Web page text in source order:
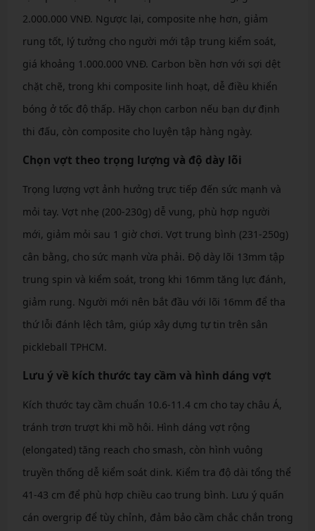
2.000.000 VNĐ. Ngược lại, composite nhẹ hơn, giảm
rung tốt, lý tưởng cho người mới tập trung kiểm soát,
giá khoảng 1.000.000 VNĐ. Carbon bền hơn với sợi dệt
chặt chẽ, trong khi composite linh hoạt, dễ điều khiển
bóng ở tốc độ thấp. Hãy chọn carbon nếu bạn dự định
thi đấu, còn composite cho luyện tập hàng ngày.
Chọn vợt theo trọng lượng và độ dày lõi
Trọng lượng vợt ảnh hưởng trực tiếp đến sức mạnh và
mỏi tay. Vợt nhẹ (200-230g) dễ vung, phù hợp người
mới, giảm mỏi sau 1 giờ chơi. Vợt trung bình (231-250g)
cân bằng, cho sức mạnh vừa phải. Độ dày lõi 13mm tập
trung spin và kiểm soát, trong khi 16mm tăng lực đánh,
giảm rung. Người mới nên bắt đầu với lõi 16mm để tha
thứ lỗi đánh lệch tâm, giúp xây dựng tự tin trên sân
pickleball TPHCM.
Lưu ý về kích thước tay cầm và hình dáng vợt
Kích thước tay cầm chuẩn 10.6-11.4 cm cho tay châu Á,
tránh trơn trượt khi mồ hôi. Hình dáng vợt rộng
(elongated) tăng reach cho smash, còn hình vuông
truyền thống dễ kiểm soát dink. Kiểm tra độ dài tổng thể
41-43 cm để phù hợp chiều cao trung bình. Lưu ý quấn
cán overgrip để tùy chỉnh, đảm bảo cầm chắc chắn trong